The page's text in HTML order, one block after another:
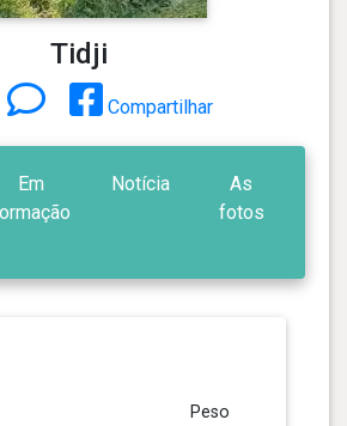
Tidji
Compartilhar
Em
Notícia
As
fotos
Peso